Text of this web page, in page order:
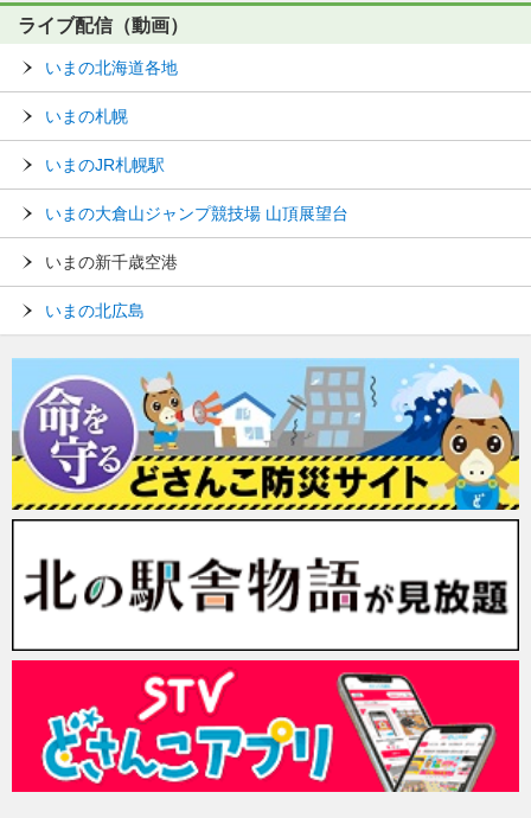
ライブ配信（動画）
いまの北海道各地
いまの札幌
いまのJR札幌駅
いまの大倉山ジャンプ競技場 山頂展望台
いまの新千歳空港
いまの北広島